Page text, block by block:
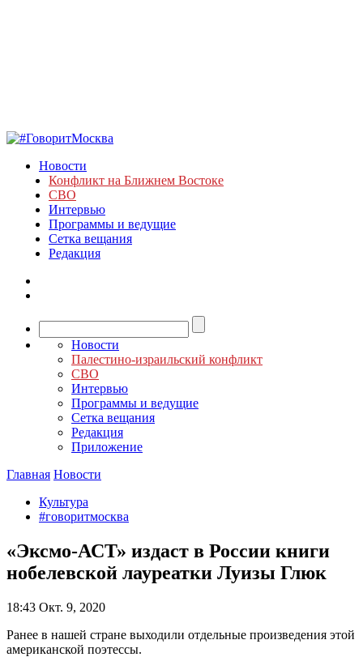
Новости
Конфликт на Ближнем Востоке
СВО
Интервью
Программы и ведущие
Сетка вещания
Редакция
Новости
Палестино-израильский конфликт
СВО
Интервью
Программы и ведущие
Сетка вещания
Редакция
Приложение
Главная Новости
Культура
#говоритмосква
«Эксмо-АСТ» издаст в России книги
нобелевской лауреатки Луизы Глюк
18:43 Окт. 9, 2020
Ранее в нашей стране выходили отдельные произведения этой
американской поэтессы.